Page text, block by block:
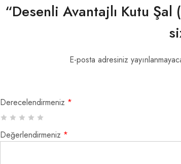
“Desenli Avantajlı Kutu
E-posta adresiniz
Derecelendirmeniz *
Değerlendirmeniz *